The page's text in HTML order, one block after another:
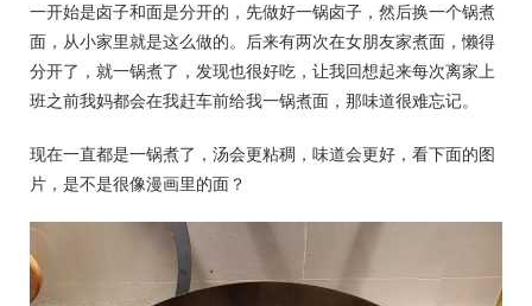
一开始是卤子和面是分开的，先做好一锅卤子，然后换一个锅煮
面，从小家里就是这么做的。后来有两次在女朋友家煮面，懒得
分开了，就一锅煮了，发现也很好吃，让我回想起来每次离家上
班之前我妈都会在我赶车前给我一锅煮面，那味道很难忘记。
现在一直都是一锅煮了，汤会更粘稠，味道会更好，看下面的图
片，是不是很像漫画里的面？